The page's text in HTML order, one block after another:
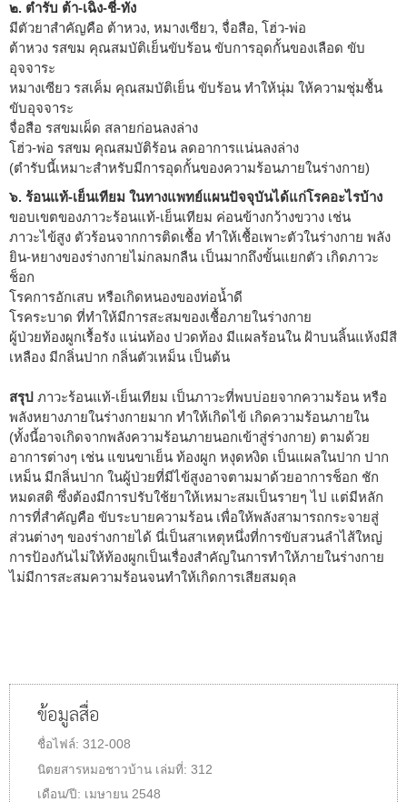
๒. ตำรับ ต้า-เฉิง-ชี่-ทัง
มีตัวยาสำคัญคือ ต้าหวง, หมางเซียว, จื่อสือ, โฮ่ว-พ่อ
ต้าหวง รสขม คุณสมบัติเย็นขับร้อน ขับการอุดกั้นของเลือด ขับ
อุจจาระ
หมางเซียว รสเค็ม คุณสมบัติเย็น ขับร้อน ทำให้นุ่ม ให้ความชุ่มชื้น
ขับอุจจาระ
จื่อสือ รสขมเผ็ด สลายก่อนลงล่าง
โฮ่ว-พ่อ รสขม คุณสมบัติร้อน ลดอาการแน่นลงล่าง
(ตำรับนี้เหมาะสำหรับมีการอุดกั้นของความร้อนภายในร่างกาย)
๖. ร้อนแท้-เย็นเทียม ในทางแพทย์แผนปัจจุบันได้แก่โรคอะไรบ้าง
ขอบเขตของภาวะร้อนแท้-เย็นเทียม ค่อนข้างกว้างขวาง เช่น
ภาวะไข้สูง ตัวร้อนจากการติดเชื้อ ทำให้เชื้อเพาะตัวในร่างกาย พลัง
ยิน-หยางของร่างกายไม่กลมกลืน เป็นมากถึงขั้นแยกตัว เกิดภาวะ
ช็อก
โรคการอักเสบ หรือเกิดหนองของท่อน้ำดี
โรคระบาด ที่ทำให้มีการสะสมของเชื้อภายในร่างกาย
ผู้ป่วยท้องผูกเรื้อรัง แน่นท้อง ปวดท้อง มีแผลร้อนใน ฝ้าบนลิ้นแห้งมีสี
เหลือง มีกลิ่นปาก กลิ่นตัวเหม็น เป็นต้น
สรุป ภาวะร้อนแท้-เย็นเทียม เป็นภาวะที่พบบ่อยจากความร้อน หรือ
พลังหยางภายในร่างกายมาก ทำให้เกิดไข้ เกิดความร้อนภายใน
(ทั้งนี้อาจเกิดจากพลังความร้อนภายนอกเข้าสู่ร่างกาย) ตามด้วย
อาการต่างๆ เช่น แขนขาเย็น ท้องผูก หงุดหงิด เป็นแผลในปาก ปาก
เหม็น มีกลิ่นปาก ในผู้ป่วยที่มีไข้สูงอาจตามมาด้วยอาการช็อก ชัก
หมดสติ ซึ่งต้องมีการปรับใช้ยาให้เหมาะสมเป็นรายๆ ไป แต่มีหลัก
การที่สำคัญคือ ขับระบายความร้อน เพื่อให้พลังสามารถกระจายสู่
ส่วนต่างๆ ของร่างกายได้ นี่เป็นสาเหตุหนึ่งที่การขับสวนลำไส้ใหญ่
การป้องกันไม่ให้ท้องผูกเป็นเรื่องสำคัญในการทำให้ภายในร่างกาย
ไม่มีการสะสมความร้อนจนทำให้เกิดการเสียสมดุล
ข้อมูลสื่อ
ชื่อไฟล์: 312-008
นิตยสารหมอชาวบ้าน เล่มที่: 312
เดือน/ปี: เมษายน 2548